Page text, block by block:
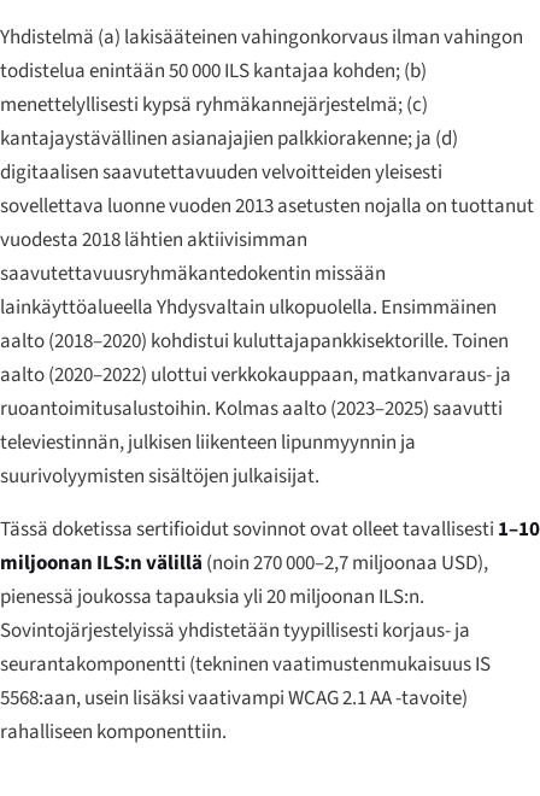
Yhdistelmä (a) lakisääteinen vahingonkorvaus ilman vahingon
todistelua enintään 50 000 ILS kantajaa kohden; (b)
menettelyllisesti kypsä ryhmäkannejärjestelmä; (c)
kantajaystävällinen asianajajien palkkiorakenne; ja (d)
digitaalisen saavutettavuuden velvoitteiden yleisesti
sovellettava luonne vuoden 2013 asetusten nojalla on tuottanut
vuodesta 2018 lähtien aktiivisimman
saavutettavuusryhmäkantedokentin missään
lainkäyttöalueella Yhdysvaltain ulkopuolella. Ensimmäinen
aalto (2018–2020) kohdistui kuluttajapankkisektorille. Toinen
aalto (2020–2022) ulottui verkkokauppaan, matkanvaraus- ja
ruoantoimitusalustoihin. Kolmas aalto (2023–2025) saavutti
televiestinnän, julkisen liikenteen lipunmyynnin ja
suurivolyymisten sisältöjen julkaisijat.
Tässä doketissa sertifioidut sovinnot ovat olleet tavallisesti 1–10
miljoonan ILS:n välillä (noin 270 000–2,7 miljoonaa USD),
pienessä joukossa tapauksia yli 20 miljoonan ILS:n.
Sovintojärjestelyissä yhdistetään tyypillisesti korjaus- ja
seurantakomponentti (tekninen vaatimustenmukaisuus IS
5568:aan, usein lisäksi vaativampi WCAG 2.1 AA -tavoite)
rahalliseen komponenttiin.